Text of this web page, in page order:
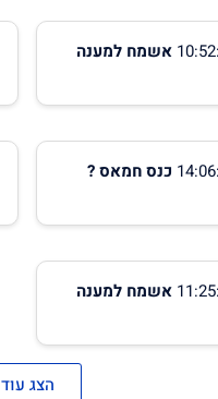
אשמח למענה
כנס חמאס ?
אשמח למענה
הצג עוד